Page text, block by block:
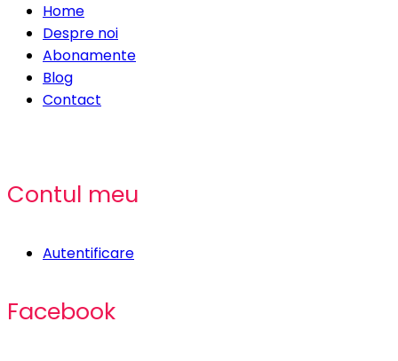
Home
Despre noi
Abonamente
Blog
Contact
Contul meu
Autentificare
Facebook